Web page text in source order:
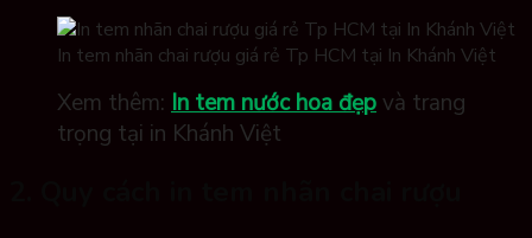
In tem nhãn chai rượu giá rẻ Tp HCM tại In Khánh Việt
Xem thêm: In tem nước hoa đẹpvà trang
trọng tại in Khánh Việt